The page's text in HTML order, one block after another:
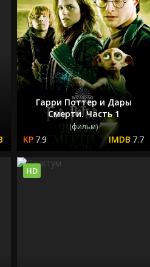
Гарри Поттер и Дары
Смерти. Часть 1
(фильм)
7.9 7.7
HD